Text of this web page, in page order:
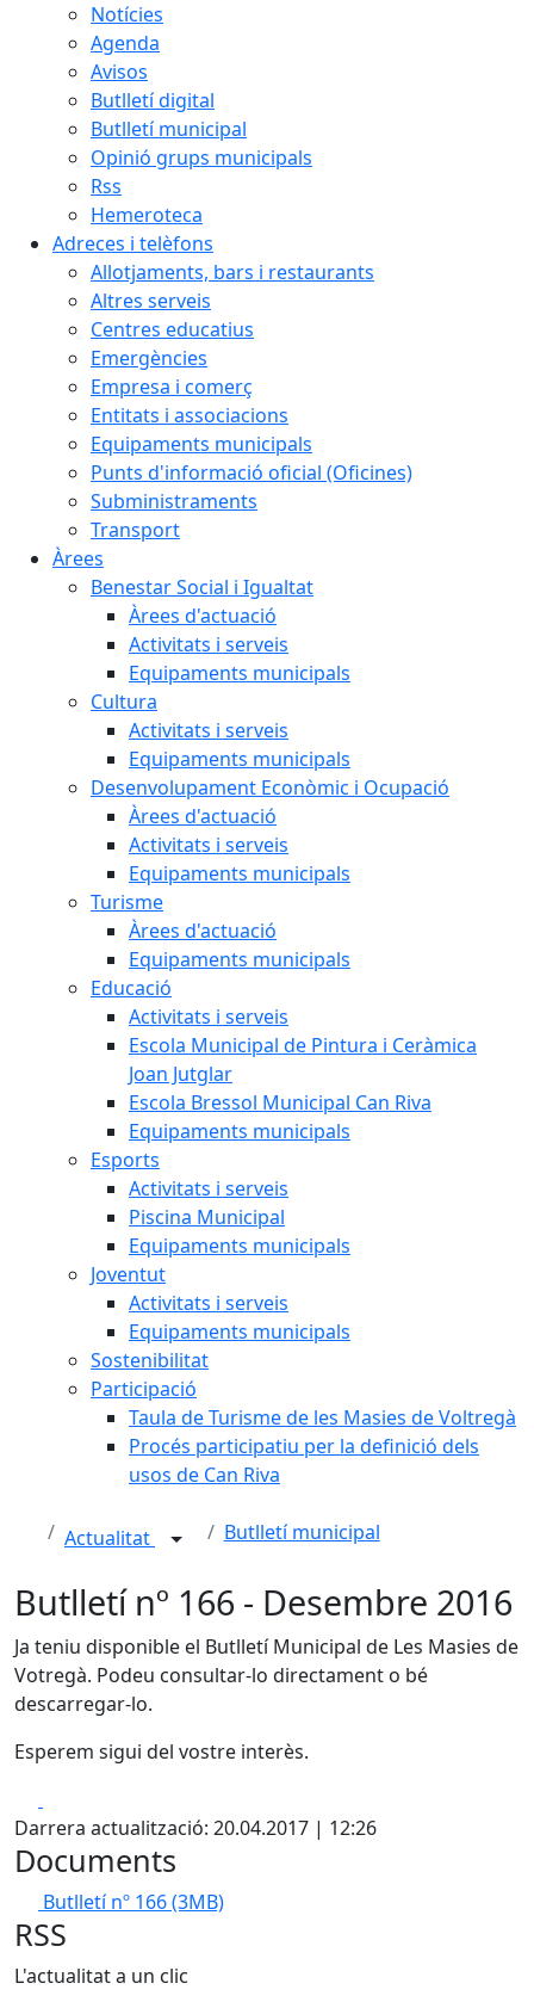
Notícies
Agenda
Avisos
Butlletí digital
Butlletí municipal
Opinió grups municipals
Rss
Hemeroteca
Adreces i telèfons
Allotjaments, bars i restaurants
Altres serveis
Centres educatius
Emergències
Empresa i comerç
Entitats i associacions
Equipaments municipals
Punts d'informació oficial (Oficines)
Subministraments
Transport
Àrees
Benestar Social i Igualtat
Àrees d'actuació
Activitats i serveis
Equipaments municipals
Cultura
Activitats i serveis
Equipaments municipals
Desenvolupament Econòmic i Ocupació
Àrees d'actuació
Activitats i serveis
Equipaments municipals
Turisme
Àrees d'actuació
Equipaments municipals
Educació
Activitats i serveis
Escola Municipal de Pintura i Ceràmica
Joan Jutglar
Escola Bressol Municipal Can Riva
Equipaments municipals
Esports
Activitats i serveis
Piscina Municipal
Equipaments municipals
Joventut
Activitats i serveis
Equipaments municipals
Sostenibilitat
Participació
Taula de Turisme de les Masies de Voltregà
Procés participatiu per la definició dels
usos de Can Riva
Actualitat Butlletí municipal
Butlletí nº 166 - Desembre 2016
Ja teniu disponible el Butlletí Municipal de Les Masies de
Votregà. Podeu consultar-lo directament o bé
descarregar-lo.
Esperem sigui del vostre interès.
Darrera actualització: 20.04.2017 | 12:26
Documents
Butlletí nº 166(3MB)
RSS
L'actualitat a un clic